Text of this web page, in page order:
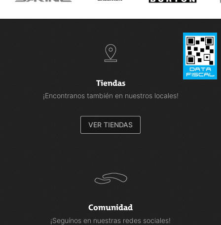
Tiendas
¡Encontranos también en nuestros locales!
VER TIENDAS
Comunidad
¡Seguínos en nuestras redes sociales!